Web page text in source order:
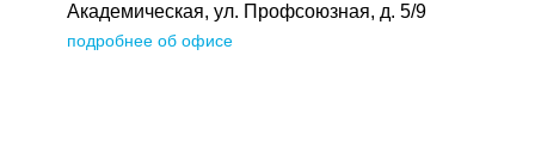
Академическая, ул. Профсоюзная, д. 5/9
подробнее об офисе